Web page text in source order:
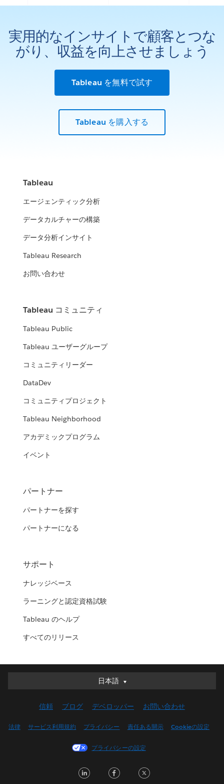
実用的なインサイトで顧客とつな
がり、収益を向上させましょう
Tableau を無料で試す
Tableau を購入する
Tableau
エージェンティック分析
データカルチャーの構築
データ分析インサイト
Tableau Research
お問い合わせ
Tableau コミュニティ
Tableau Public
Tableau ユーザーグループ
コミュニティリーダー
DataDev
コミュニティプロジェクト
Tableau Neighborhood
アカデミックプログラム
イベント
パートナー
パートナーを探す
パートナーになる
サポート
ナレッジベース
ラーニングと認定資格試験
Tableau のヘルプ
すべてのリリース
日本語
日本語
English (UK)
Français (Canada)
Italiano
信頼 ブログ デベロッパー お問い合わせ
法律 サービス利用規約 プライバシー 責任ある開示 Cookieの設定
プライバシーの設定
LinkedInFacebook